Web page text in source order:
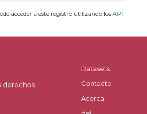
acceder a este registro utilizando los API
derechos
Datasets
Contacto
Acerca